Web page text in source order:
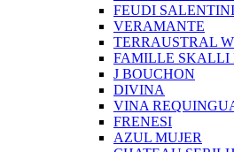
FEUDI SALENTINI
VERAMANTE
TERRAUSTRAL
FAMILLE SKALLI
J BOUCHON
DIVINA
VINA
FRENESI
AZUL MUJER